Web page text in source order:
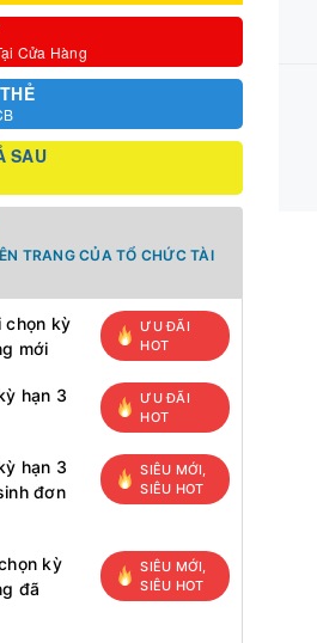
Cửa Hàng
SAU
TRANG CỦA TỔ CHỨC TÀI
chọn kỳ
mới
ƯU ĐÃI
HOT
hạn 3
ƯU ĐÃI
HOT
hạn 3
đơn
SIÊU MỚI,
SIÊU HOT
kỳ
đã
SIÊU MỚI,
SIÊU HOT